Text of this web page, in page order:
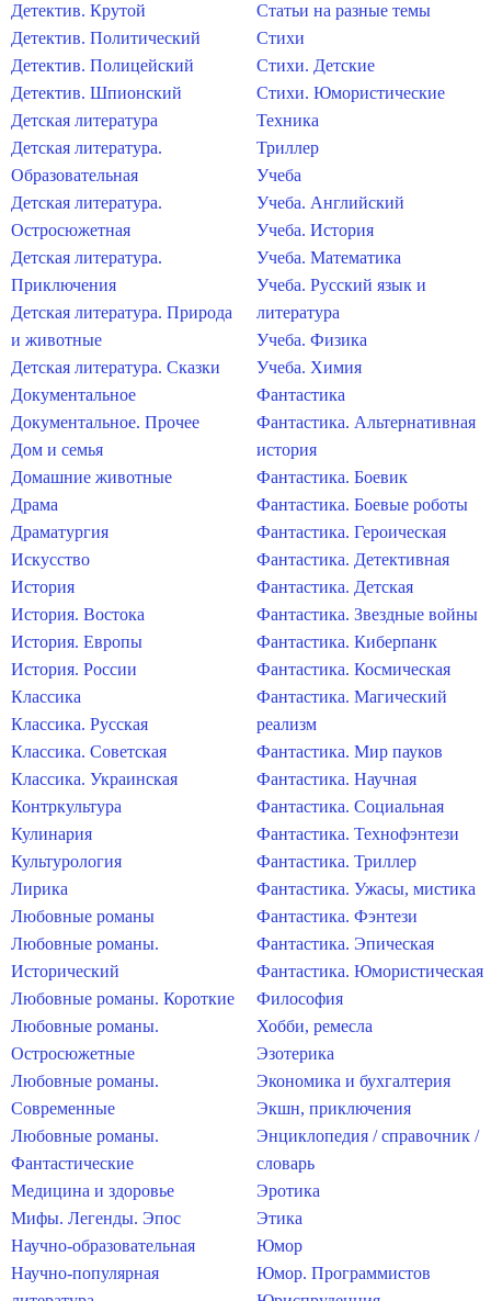
Детектив. Крутой
Детектив. Политический
Детектив. Полицейский
Детектив. Шпионский
Детская литература
Детская литература.
Образовательная
Детская литература.
Остросюжетная
Детская литература.
Приключения
Детская литература. Природа
и животные
Детская литература. Сказки
Документальное
Документальное. Прочее
Дом и семья
Домашние животные
Драма
Драматургия
Искусство
История
История. Востока
История. Европы
История. России
Классика
Классика. Русская
Классика. Советская
Классика. Украинская
Контркультура
Кулинария
Культурология
Лирика
Любовные романы
Любовные романы.
Исторический
Любовные романы. Короткие
Любовные романы.
Остросюжетные
Любовные романы.
Современные
Любовные романы.
Фантастические
Медицина и здоровье
Мифы. Легенды. Эпос
Научно-образовательная
Научно-популярная
Статьи на разные темы
Стихи
Стихи. Детские
Стихи. Юмористические
Техника
Триллер
Учеба
Учеба. Английский
Учеба. История
Учеба. Математика
Учеба. Русский язык и
литература
Учеба. Физика
Учеба. Химия
Фантастика
Фантастика. Альтернативная
история
Фантастика. Боевик
Фантастика. Боевые роботы
Фантастика. Героическая
Фантастика. Детективная
Фантастика. Детская
Фантастика. Звездные войны
Фантастика. Киберпанк
Фантастика. Космическая
Фантастика. Магический
реализм
Фантастика. Мир пауков
Фантастика. Научная
Фантастика. Социальная
Фантастика. Технофэнтези
Фантастика. Триллер
Фантастика. Ужасы, мистика
Фантастика. Фэнтези
Фантастика. Эпическая
Фантастика. Юмористическая
Философия
Хобби, ремесла
Эзотерика
Экономика и бухгалтерия
Экшн, приключения
Энциклопедия / справочник /
словарь
Эротика
Этика
Юмор
Юмор. Программистов